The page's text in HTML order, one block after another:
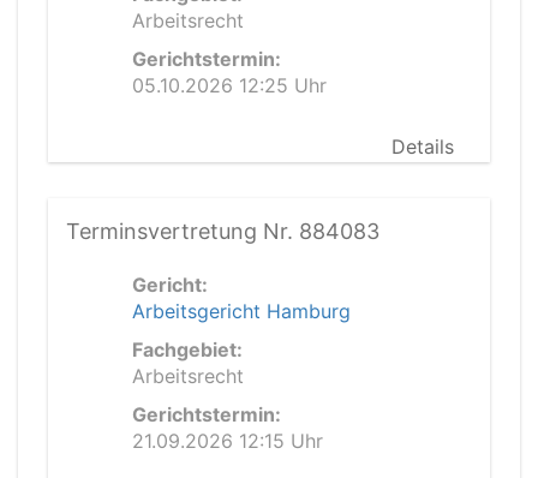
Arbeitsrecht
Gerichtstermin:
05.10.2026 12:25 Uhr
Details
Terminsvertretung Nr. 884083
Gericht:
Arbeitsgericht Hamburg
Fachgebiet:
Arbeitsrecht
Gerichtstermin:
21.09.2026 12:15 Uhr